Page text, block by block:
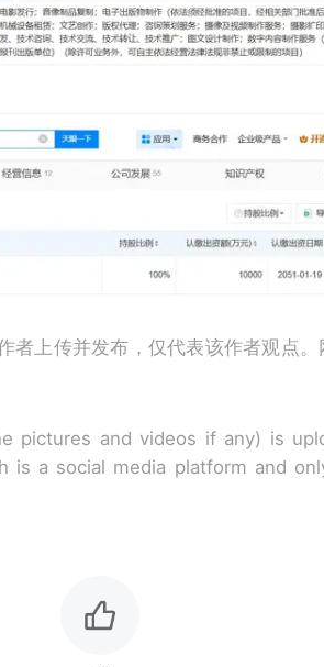
者上传并发布，仅代表该作者观点。
pictures and videos if any) is
is a social media platform and